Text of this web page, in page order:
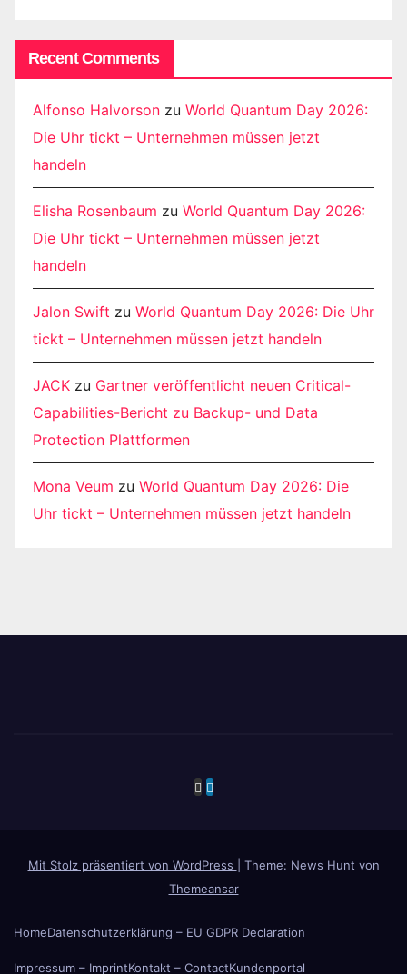
Recent Comments
Alfonso Halvorson zu World Quantum Day 2026:
Die Uhr tickt – Unternehmen müssen jetzt
handeln
Elisha Rosenbaum zu World Quantum Day 2026:
Die Uhr tickt – Unternehmen müssen jetzt
handeln
Jalon Swift zu World Quantum Day 2026: Die Uhr
tickt – Unternehmen müssen jetzt handeln
JACK zu Gartner veröffentlicht neuen Critical-
Capabilities-Bericht zu Backup- und Data
Protection Plattformen
Mona Veum zu World Quantum Day 2026: Die
Uhr tickt – Unternehmen müssen jetzt handeln
Mit Stolz präsentiert von WordPress
Theme: News Hunt von
Themeansar
HomeDatenschutzerklärung – EU GDPR Declaration
Impressum – ImprintKontakt – ContactKundenportal